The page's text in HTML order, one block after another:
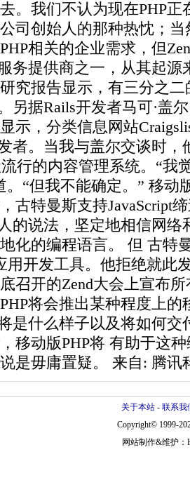
。我们不认为现在PHP正
司创始人的那种热忱；
相关的企业需求，但
务提供商之一，从其起源
究报告显示，有三分之
另据Rails开发者马可·盖
示，分类信息网站
者。当我与盖尔交谈时，
行的内容管理系统。“我
。“但我不能确定。” 移动
古特曼斯支持JavaScript
的说法，坚定地相信网
化的编程语言。 但 古特
用开发工具。他拒绝就此
召开的Zend大会上宣布
将会推出某种程度上的
是什么样子以及将如何交
移动版PHP将 有助于这
是毋庸置疑。 来自: 腾讯
关于本站 - 联系我
Copyright© 1999-
网站制作&维护